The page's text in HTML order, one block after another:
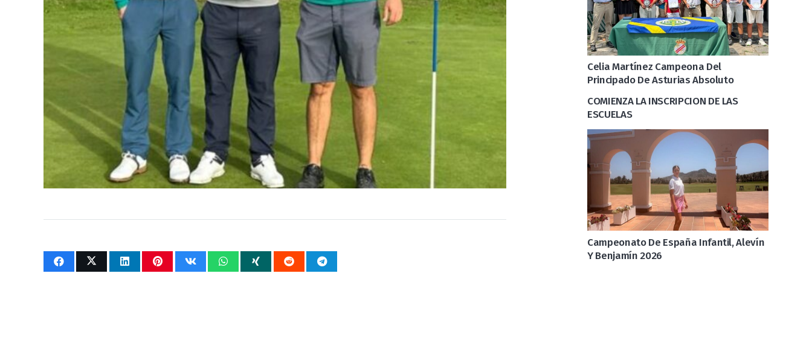
Celia Martínez Campeona Del
Principado De Asturias Absoluto
COMIENZA LA INSCRIPCION DE LAS
ESCUELAS
Campeonato De España Infantil, Alevín
Y Benjamín 2026